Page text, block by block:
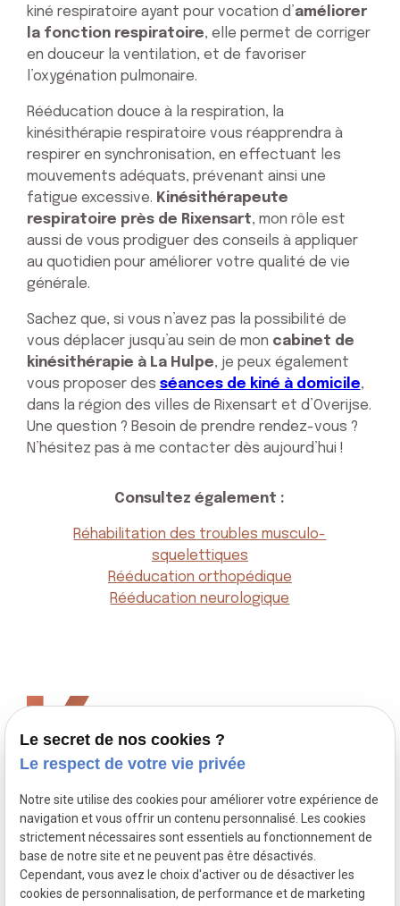
kiné respiratoire ayant pour vocation d’améliorer
la fonction respiratoire, elle permet de corriger
en douceur la ventilation, et de favoriser
l’oxygénation pulmonaire.
Rééducation douce à la respiration, la
kinésithérapie respiratoire vous réapprendra à
respirer en synchronisation, en effectuant les
mouvements adéquats, prévenant ainsi une
fatigue excessive. Kinésithérapeute
respiratoire près de Rixensart, mon rôle est
aussi de vous prodiguer des conseils à appliquer
au quotidien pour améliorer votre qualité de vie
générale.
Sachez que, si vous n’avez pas la possibilité de
vous déplacer jusqu’au sein de mon cabinet de
kinésithérapie à La Hulpe, je peux également
vous proposer des séances de kiné à domicile,
dans la région des villes de Rixensart et d’Overijse.
Une question ? Besoin de prendre rendez-vous ?
N’hésitez pas à me contacter dès aujourd’hui !
Consultez également :
Réhabilitation des troubles musculo-
squelettiques
Rééducation orthopédique
Rééducation neurologique
Kinésithérapeute
02 775 26 76
Lundi au jeudi : 9h - 19h
Vendredi : 9h - 18h
Le secret de nos cookies ?
Le respect de votre vie privée
Notre site utilise des cookies pour améliorer votre expérience de
navigation et vous offrir un contenu personnalisé. Les cookies
strictement nécessaires sont essentiels au fonctionnement de
base de notre site et ne peuvent pas être désactivés.
Cependant, vous avez le choix d'activer ou de désactiver les
cookies de personnalisation, de performance et de marketing